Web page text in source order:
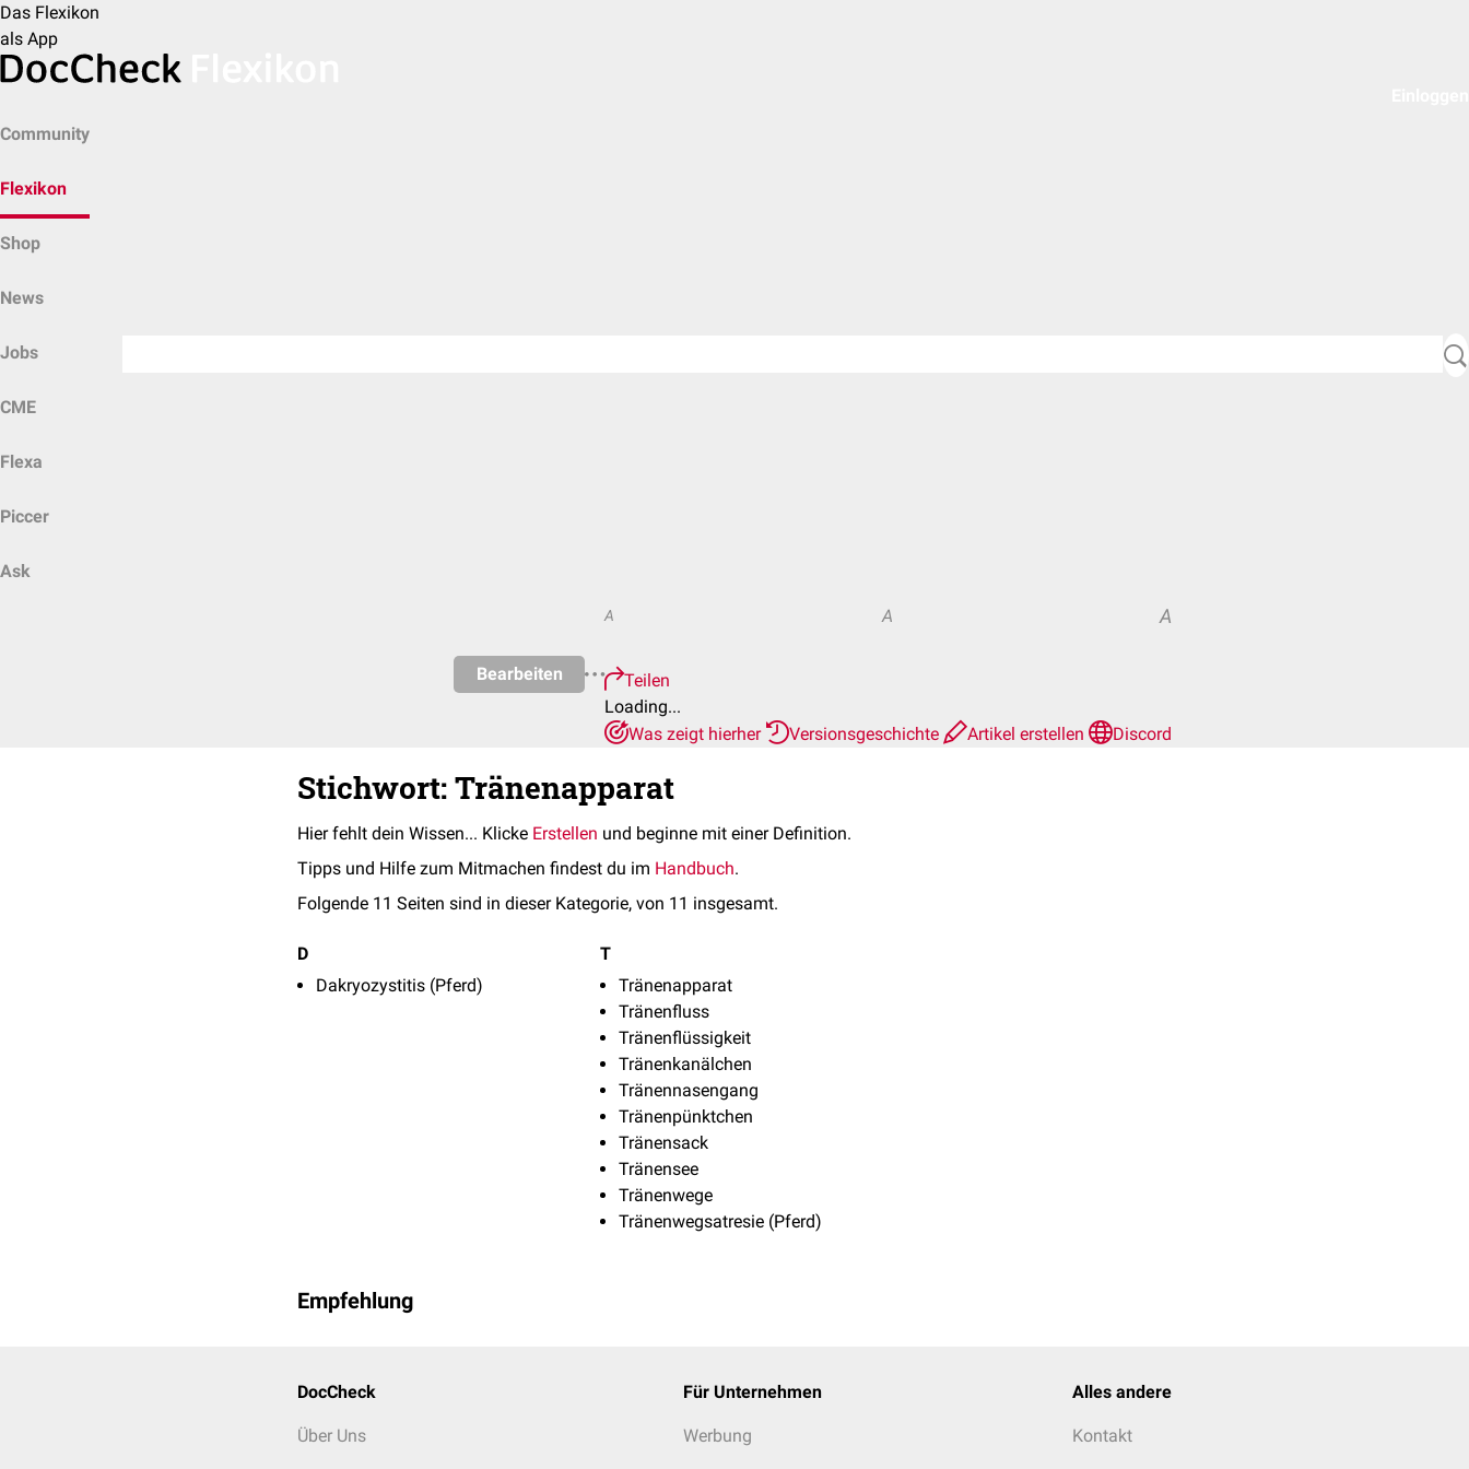
Das Flexikon
als App
Community
Flexikon
Shop
News
Jobs
CME
Flexa
Piccer
Ask
Bearbeiten
A A A
Teilen
Loading...
Was zeigt hierher
Versionsgeschichte Artikel erstellen Discord
Stichwort: Tränenapparat
Hier fehlt dein Wissen... Klicke Erstellen und beginne mit einer Definition.
Tipps und Hilfe zum Mitmachen findest du im Handbuch.
Folgende 11 Seiten sind in dieser Kategorie, von 11 insgesamt.
D
Dakryozystitis (Pferd)
T
Tränenapparat
Tränenfluss
Tränenflüssigkeit
Tränenkanälchen
Tränennasengang
Tränenpünktchen
Tränensack
Tränensee
Tränenwege
Tränenwegsatresie (Pferd)
Empfehlung
DocCheck
Über Uns
Für Unternehmen
Werbung
Alles andere
Kontakt